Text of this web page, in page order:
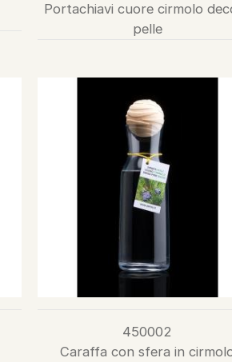
Portachiavi cuore cirmolo
pelle
450002
Caraffa con sfera in